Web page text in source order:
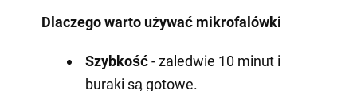
Dlaczego warto używać mikrofalówki
Szybkość- zaledwie 10 minut i
buraki są gotowe.